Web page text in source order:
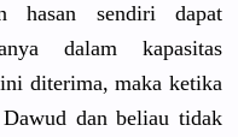
hasan sendiri dapat
dalam kapasitas
diterima, maka ketika
dan beliau tidak